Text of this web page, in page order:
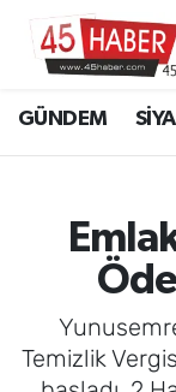
GÜNDEM
Temizlik
SİYASET
EKONOMİ
3.SAYFA
Manisa
Manisa
Manisa
Süper Lig